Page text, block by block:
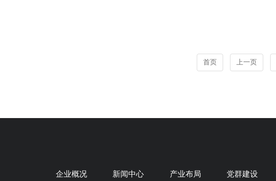
首页 上一页
企业概况 新闻中心 产业布局 党群建设